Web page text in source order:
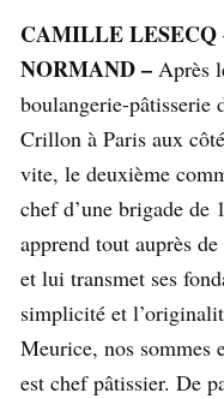
CAMILLE LESECQ
NORMAND – Après
boulangerie-pâtisserie
Crillon à Paris aux
vite, le deuxième
chef d’une brigade de
apprend tout auprès
et lui transmet ses
simplicité et
Meurice, nos sommes
est chef pâtissier. De